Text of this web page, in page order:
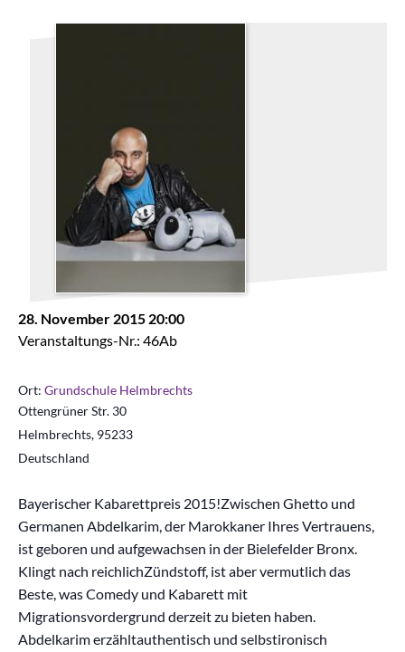
28. November 2015 20:00
Veranstaltungs-Nr.: 46Ab
Ort: Grundschule Helmbrechts
Ottengrüner Str. 30
Helmbrechts, 95233
Deutschland
Bayerischer Kabarettpreis 2015!Zwischen Ghetto und
Germanen Abdelkarim, der Marokkaner Ihres Vertrauens,
ist geboren und aufgewachsen in der Bielefelder Bronx.
Klingt nach reichlichZündstoff, ist aber vermutlich das
Beste, was Comedy und Kabarett mit
Migrationsvordergrund derzeit zu bieten haben.
Abdelkarim erzähltauthentisch und selbstironisch